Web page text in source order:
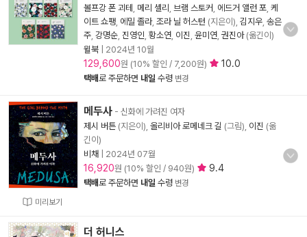
볼프강 폰 괴테
메리 셸리 브램 스토커 에드거 앨런 포 케
이트 쇼팽 에밀 졸라, 조라 닐 허스턴 (지은이), 김지우 송은
주 강명순 진영인 황소연 이진 윤미연 권진아(옮긴이)
윌북
2024년 10월
129,600원 (10% 할인 / 7,200원) 10.0
택배로 주문하면 내일 수령 변경
미리보기
메두사 - 신화에 가려진 여자
제시 버튼 (지은이), 올리비아 로메네크 길 (그림), 이진 (옮
긴이)
비채
2024년 07월
16,920원 (10% 할인 / 940원) 9.4
택배로 주문하면 내일 수령 변경
더 허니스